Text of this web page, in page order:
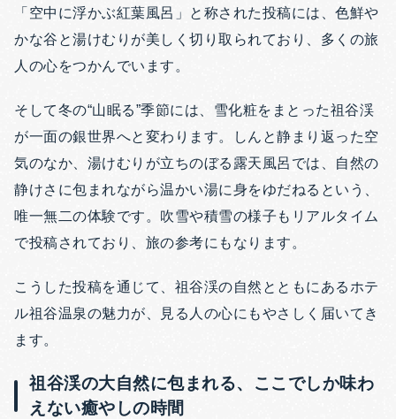
「空中に浮かぶ紅葉風呂」と称された投稿には、色鮮や
かな谷と湯けむりが美しく切り取られており、多くの旅
人の心をつかんでいます。
そして冬の“山眠る”季節には、雪化粧をまとった祖谷渓
が一面の銀世界へと変わります。しんと静まり返った空
気のなか、湯けむりが立ちのぼる露天風呂では、自然の
静けさに包まれながら温かい湯に身をゆだねるという、
唯一無二の体験です。吹雪や積雪の様子もリアルタイム
で投稿されており、旅の参考にもなります。
こうした投稿を通じて、祖谷渓の自然とともにあるホテ
ル祖谷温泉の魅力が、見る人の心にもやさしく届いてき
ます。
祖谷渓の大自然に包まれる、ここでしか味わ
えない癒やしの時間